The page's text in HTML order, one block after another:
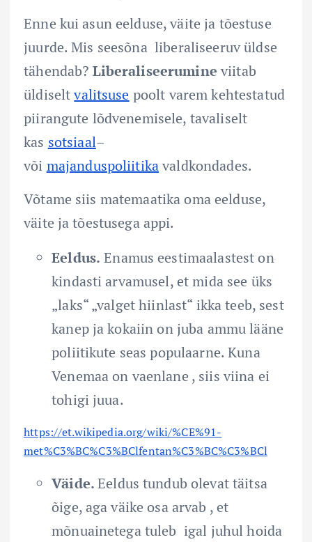
Enne kui asun eelduse, väite ja tõestuse
juurde. Mis seesõna liberaliseeruv üldse
tähendab? Liberaliseerumine viitab
üldiseltvalitsuse poolt varem kehtestatud
piirangute lõdvenemisele, tavaliselt
kas sotsiaal–
või majanduspoliitikavaldkondades.
Võtame siis matemaatika oma eelduse,
väite ja tõestusega appi.
Eeldus. Enamus eestimaalastest on
kindasti arvamusel, et mida see üks
„laks“ „valget hiinlast“ ikka teeb, sest
kanep ja kokaiin on juba ammu lääne
poliitikute seas populaarne. Kuna
Venemaa on vaenlane , siis viina ei
tohigi juua.
https://et.wikipedia.org/wiki/%CE%91-
met%C3%BC%C3%BClfentan%C3%BC%C3%BCl
Väide.Eeldus tundub olevat täitsa
õige, aga väike osa arvab , et
mõnuainetega tuleb igal juhul hoida